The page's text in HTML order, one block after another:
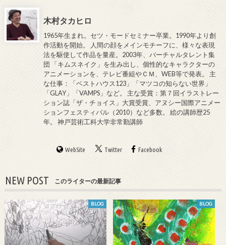
木村タカヒロ
1965年生まれ。セツ・モードセミナー卒業。1990年より創
作活動を開始。 人間の顔をメインモチーフに、様々な表現
法を駆使して作品を量産。2003年、バーチャルタレント集
団 「キムスネイク」を生み出し、個性的なキャラクターの
アニメーションを、テレビ番組やＣＭ、WEB等で発表。 主
な仕事：「ベストハウス123」「マツコの知らない世界」
「GLAY」「VAMPS」など。 主な受賞：第７回イラストレー
ション誌「ザ・チョイス」大賞受賞、アヌシー国際アニメー
ションフェスティバル（2010）など多数。 絵の講師歴25
年。 神戸芸術工科大学非常勤講師
WebSite Twitter Facebook
NEW POST このライターの最新記事
BLOG BLOG